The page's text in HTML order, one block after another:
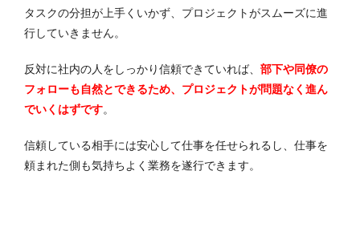
タスクの分担が上手くいかず、プロジェクトがスムーズに進
行していきません。
反対に社内の人をしっかり信頼できていれば、 部下や同僚の
フォローも自然とできるため、プロジェクトが問題なく進ん
でいくはずです。
信頼している相手には安心して仕事を任せられるし、仕事を
頼まれた側も気持ちよく業務を遂行できます。